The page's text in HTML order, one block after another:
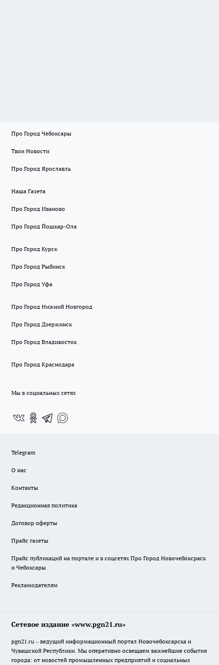
Про Город Чебоксары
Твои Новости
Про Город Ярославль
Наша Газета
Про Город Иваново
Про Город Йошкар-Ола
Про Город Курск
Про Город Рыбинск
Про Город Уфа
Про Город Нижний Новгород
Про Город Дзержинск
Про Город Владивосток
Про Город Краснодара
Мы в социальных сетях
Telegram
О нас
Контакты
Редакционная политика
Договор оферты
Прайс газеты
Прайс публикаций на портале и в соцсетях Про Город Новочебоксраск
и Чебоксары
Рекламодателям
Сетевое издание «www.pgn21.ru»
pgn21.ru – ведущий информационный портал Новочебоксарска и
Чувашской Республики. Мы оперативно освещаем важнейшие события
города: от новостей промышленных предприятий и социальных